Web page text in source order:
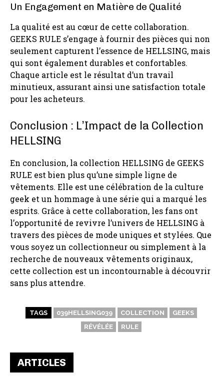
Un Engagement en Matière de Qualité
La qualité est au cœur de cette collaboration.
GEEKS RULE s’engage à fournir des pièces qui non
seulement capturent l’essence de HELLSING, mais
qui sont également durables et confortables.
Chaque article est le résultat d’un travail
minutieux, assurant ainsi une satisfaction totale
pour les acheteurs.
Conclusion : L’Impact de la Collection
HELLSING
En conclusion, la collection HELLSING de GEEKS
RULE est bien plus qu’une simple ligne de
vêtements. Elle est une célébration de la culture
geek et un hommage à une série qui a marqué les
esprits. Grâce à cette collaboration, les fans ont
l’opportunité de revivre l’univers de HELLSING à
travers des pièces de mode uniques et stylées. Que
vous soyez un collectionneur ou simplement à la
recherche de nouveaux vêtements originaux,
cette collection est un incontournable à découvrir
sans plus attendre.
TAGS 039HELLSING039 COLLECTION
GEEKS
RÉVÉLÉE
RULE
ARTICLES